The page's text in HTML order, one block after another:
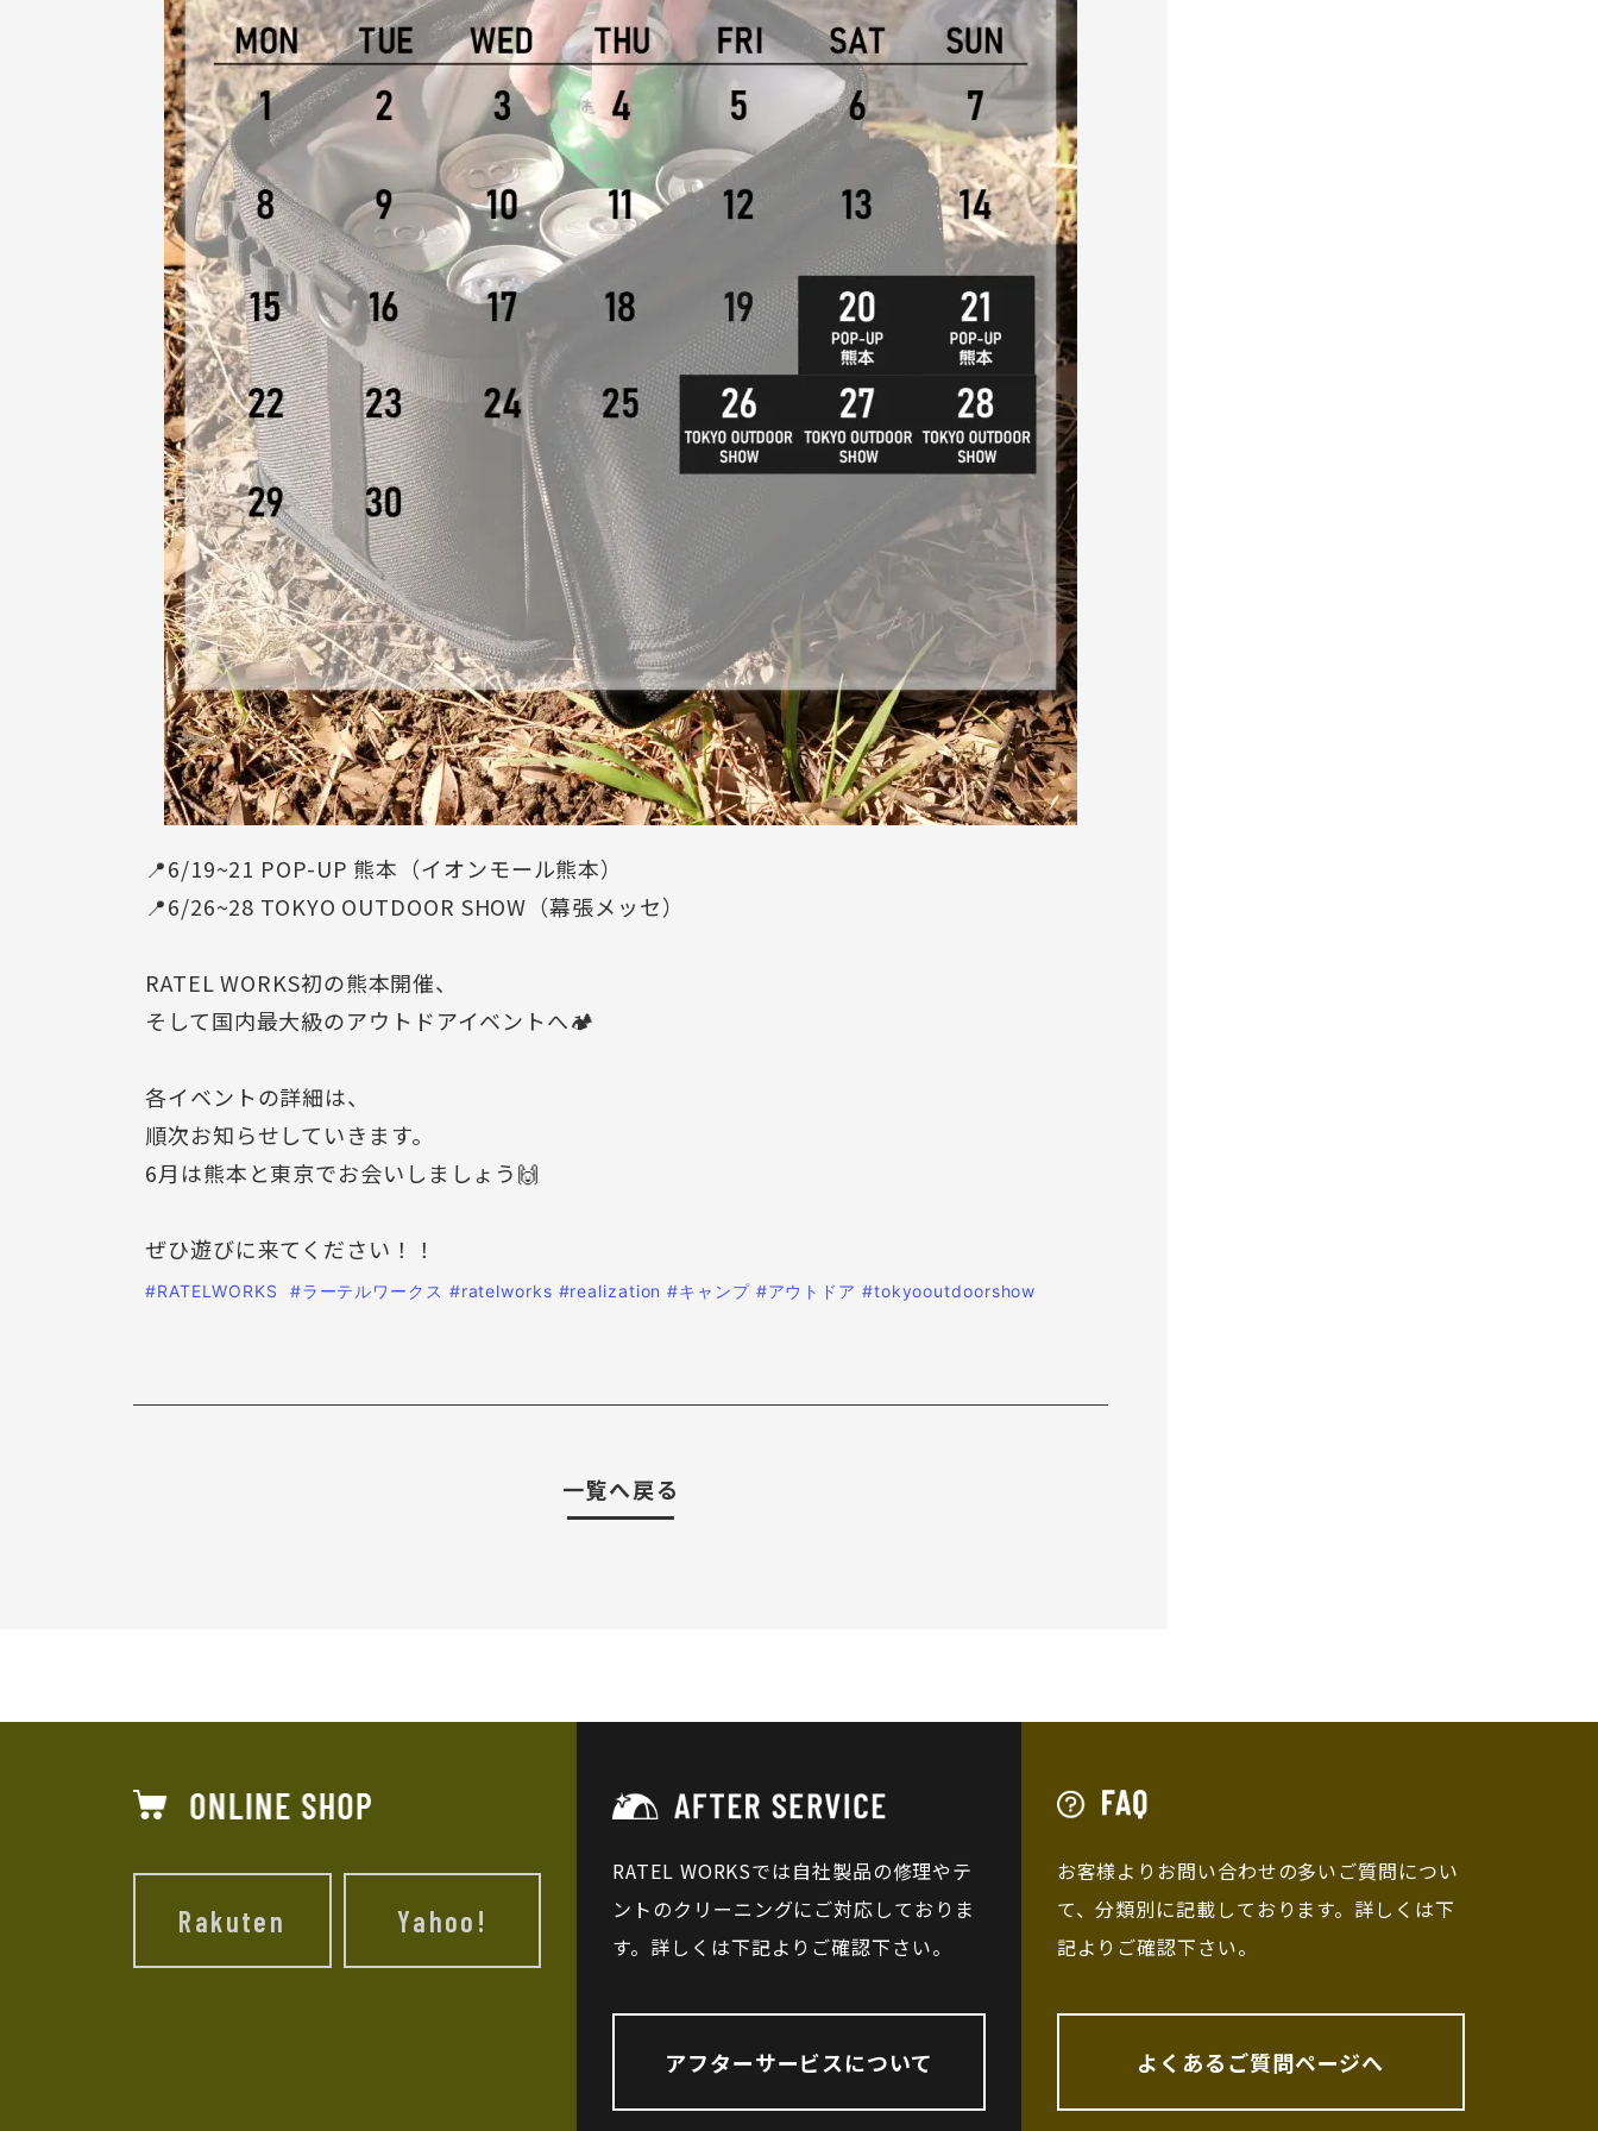
📍6/19~21 POP-UP 熊本（イオンモール熊本）
📍6/26~28 TOKYO OUTDOOR SHOW（幕張メッセ）
RATEL WORKS初の熊本開催、
そして国内最大級のアウトドアイベントへ🏕️
各イベントの詳細は、
順次お知らせしていきます。
6月は熊本と東京でお会いしましょう🙌
ぜひ遊びに来てください！！
#RATELWORKS #ラーテルワークス #ratelworks #realization#キャンプ #アウトドア #tokyooutdoorshow
一覧へ戻る
Rakuten Yahoo!
RATEL WORKSでは自社製品の修理やテ
ントのクリーニングにご対応しておりま
す。詳しくは下記よりご確認下さい。
アフターサービスについて
お客様よりお問い合わせの多いご質問につい
て、分類別に記載しております。詳しくは下
記よりご確認下さい。
よくあるご質問ページへ